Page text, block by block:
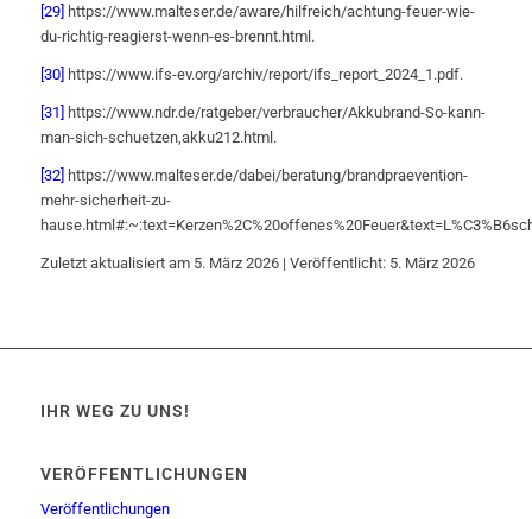
[29] https://www.malteser.de/aware/hilfreich/achtung-feuer-wie-
du-richtig-reagierst-wenn-es-brennt.html.
[30] https://www.ifs-ev.org/archiv/report/ifs_report_2024_1.pdf.
[31] https://www.ndr.de/ratgeber/verbraucher/Akkubrand-So-kann-
man-sich-schuetzen,akku212.html.
[32] https://www.malteser.de/dabei/beratung/brandpraevention-
mehr-sicherheit-zu-
Zuletzt aktualisiert am 5. März 2026 | Veröffentlicht: 5. März 2026
IHR WEG ZU UNS!
VERÖFFENTLICHUNGEN
Veröffentlichungen